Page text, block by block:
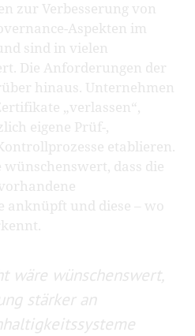
zur Verbesserung von
Aspekten im
sind in vielen
Die Anforderungen der
hinaus. Unternehmen
„verlassen“,
eigene Prüf-,
etablieren.
dass die
anknüpft und diese – wo
wäre wünschenswert,
stärker an